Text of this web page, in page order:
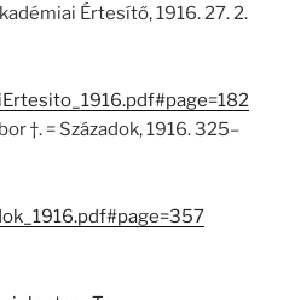
Értesítő, 1916. 27. 2.
†. = Századok, 1916. 325–